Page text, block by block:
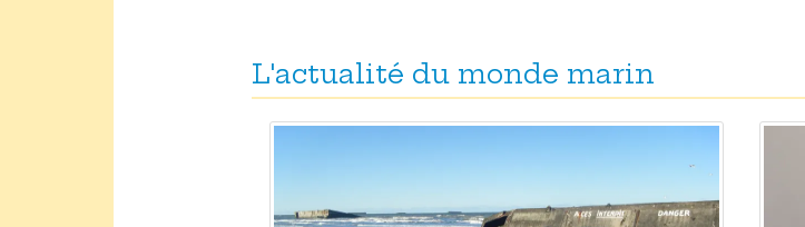
L'actualité du monde marin